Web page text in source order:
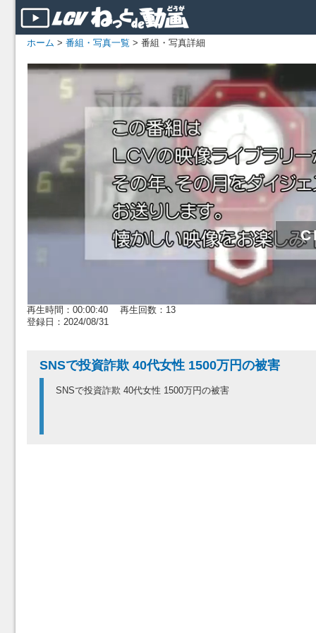
ホーム > 番組・写真一覧 > 番組・写真詳細
再生時間：00:00:40 再生回数：13
登録日：2024/08/31
SNSで投資詐欺 40代女性 1500万円の被害
SNSで投資詐欺 40代女性 1500万円の被害